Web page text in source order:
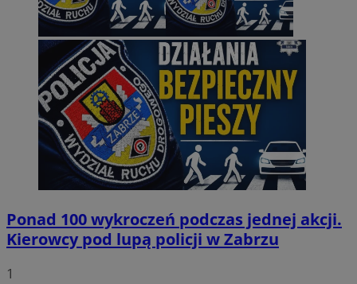
Ponad 100 wykroczeń podczas jednej akcji.
Kierowcy pod lupą policji w Zabrzu
1